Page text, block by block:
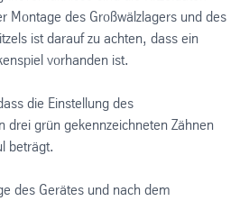
Montage des Großwälzlagers und des
ist darauf zu achten, dass ein
vorhanden ist.
die Einstellung des
drei grün gekennzeichneten Zähnen
beträgt.
des Gerätes und nach dem